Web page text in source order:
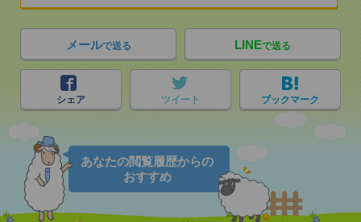
メールで送る LINEで送る
シェア ツイート ブックマーク
あなたの閲覧履歴からの
おすすめ